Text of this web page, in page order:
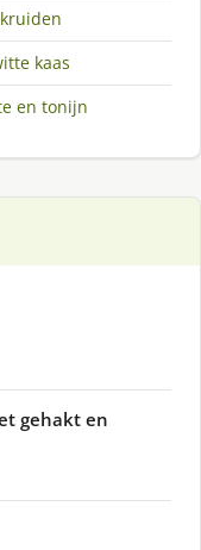
kaas
en tonijn
gehakt en